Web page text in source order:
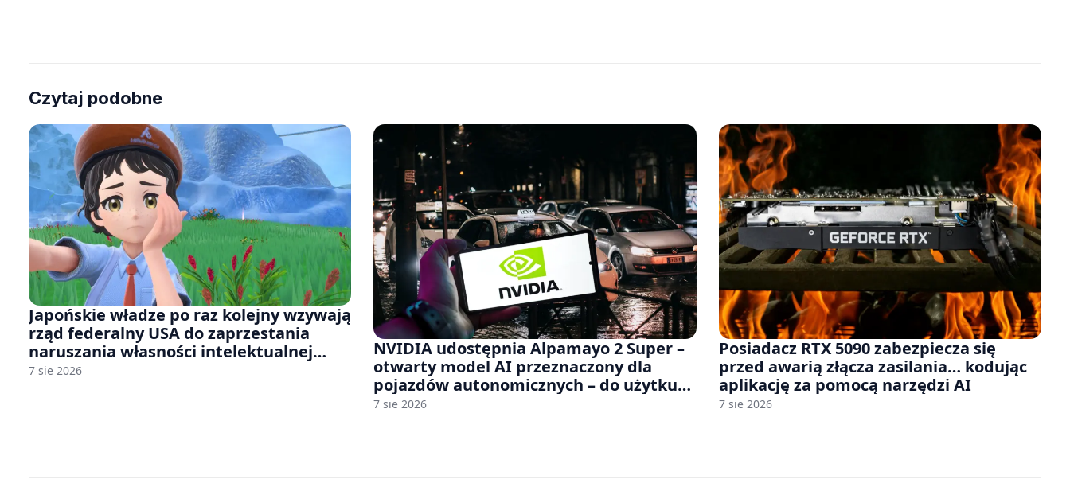
Czytaj podobne
Japońskie władze po raz kolejny wzywają
rząd federalny USA do zaprzestania
naruszania własności intelektualnej
japońskich gier i anime
7 sie 2026
NVIDIA udostępnia Alpamayo 2 Super –
otwarty model AI przeznaczony dla
pojazdów autonomicznych – do użytku
komercyjnego
7 sie 2026
Posiadacz RTX 5090 zabezpiecza się
przed awarią złącza zasilania… kodując
aplikację za pomocą narzędzi AI
7 sie 2026